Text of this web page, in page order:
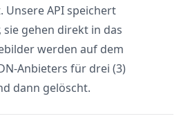
API speichert
sie gehen direkt in das
werden auf dem
Anbieters für drei (3)
dann gelöscht.